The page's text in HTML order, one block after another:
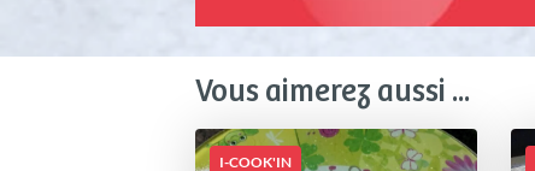
Vous aimerez aussi ...
I-COOK'IN